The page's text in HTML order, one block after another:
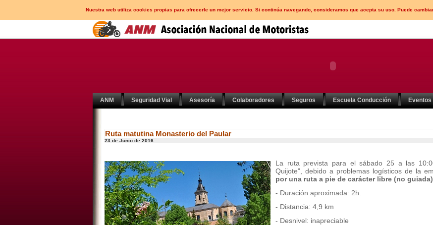
Nuestra web utiliza cookies propias para ofrecerle un mejor servicio. Si continúa navegando, consideramos que acepta su uso. Puede
ANM Seguridad Vial Asesoría Colaboradores Seguros Escuela Conducción Eventos
Ruta matutina Monasterio del Paular
23 de Junio de 2016
La ruta prevista para el sábado 25 a las
Quijote”, debido a problemas logísticos de la
por una ruta a pie de carácter libre (no
- Duración aproximada: 2h.
- Distancia: 4,9 km
- Desnivel: inapreciable